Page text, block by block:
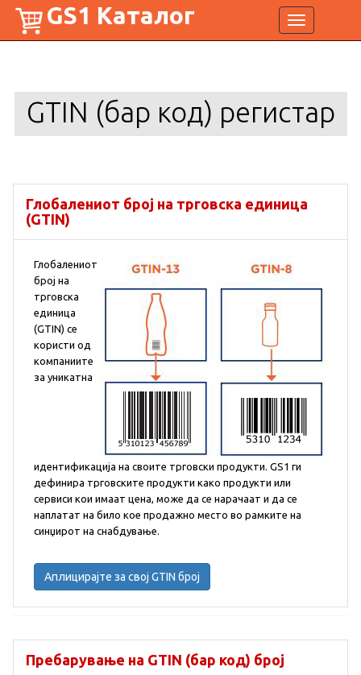
Toggle
navigation
GS1 Каталог
GTIN (бар код) регистар
Глобалениот број на трговска единица
(GTIN)
Глобалениот
број на
трговска
единица
(GTIN) се
користи од
компаниите
за уникатна
идентификација на своите трговски продукти. GS1 ги
дефинира трговските продукти како продукти или
сервиси кои имаат цена, може да се нарачаат и да се
наплатат на било кое продажно место во рамките на
синџирот на снабдување.
Аплицирајте за свој GTIN број
Пребарување на GTIN (бар код) број